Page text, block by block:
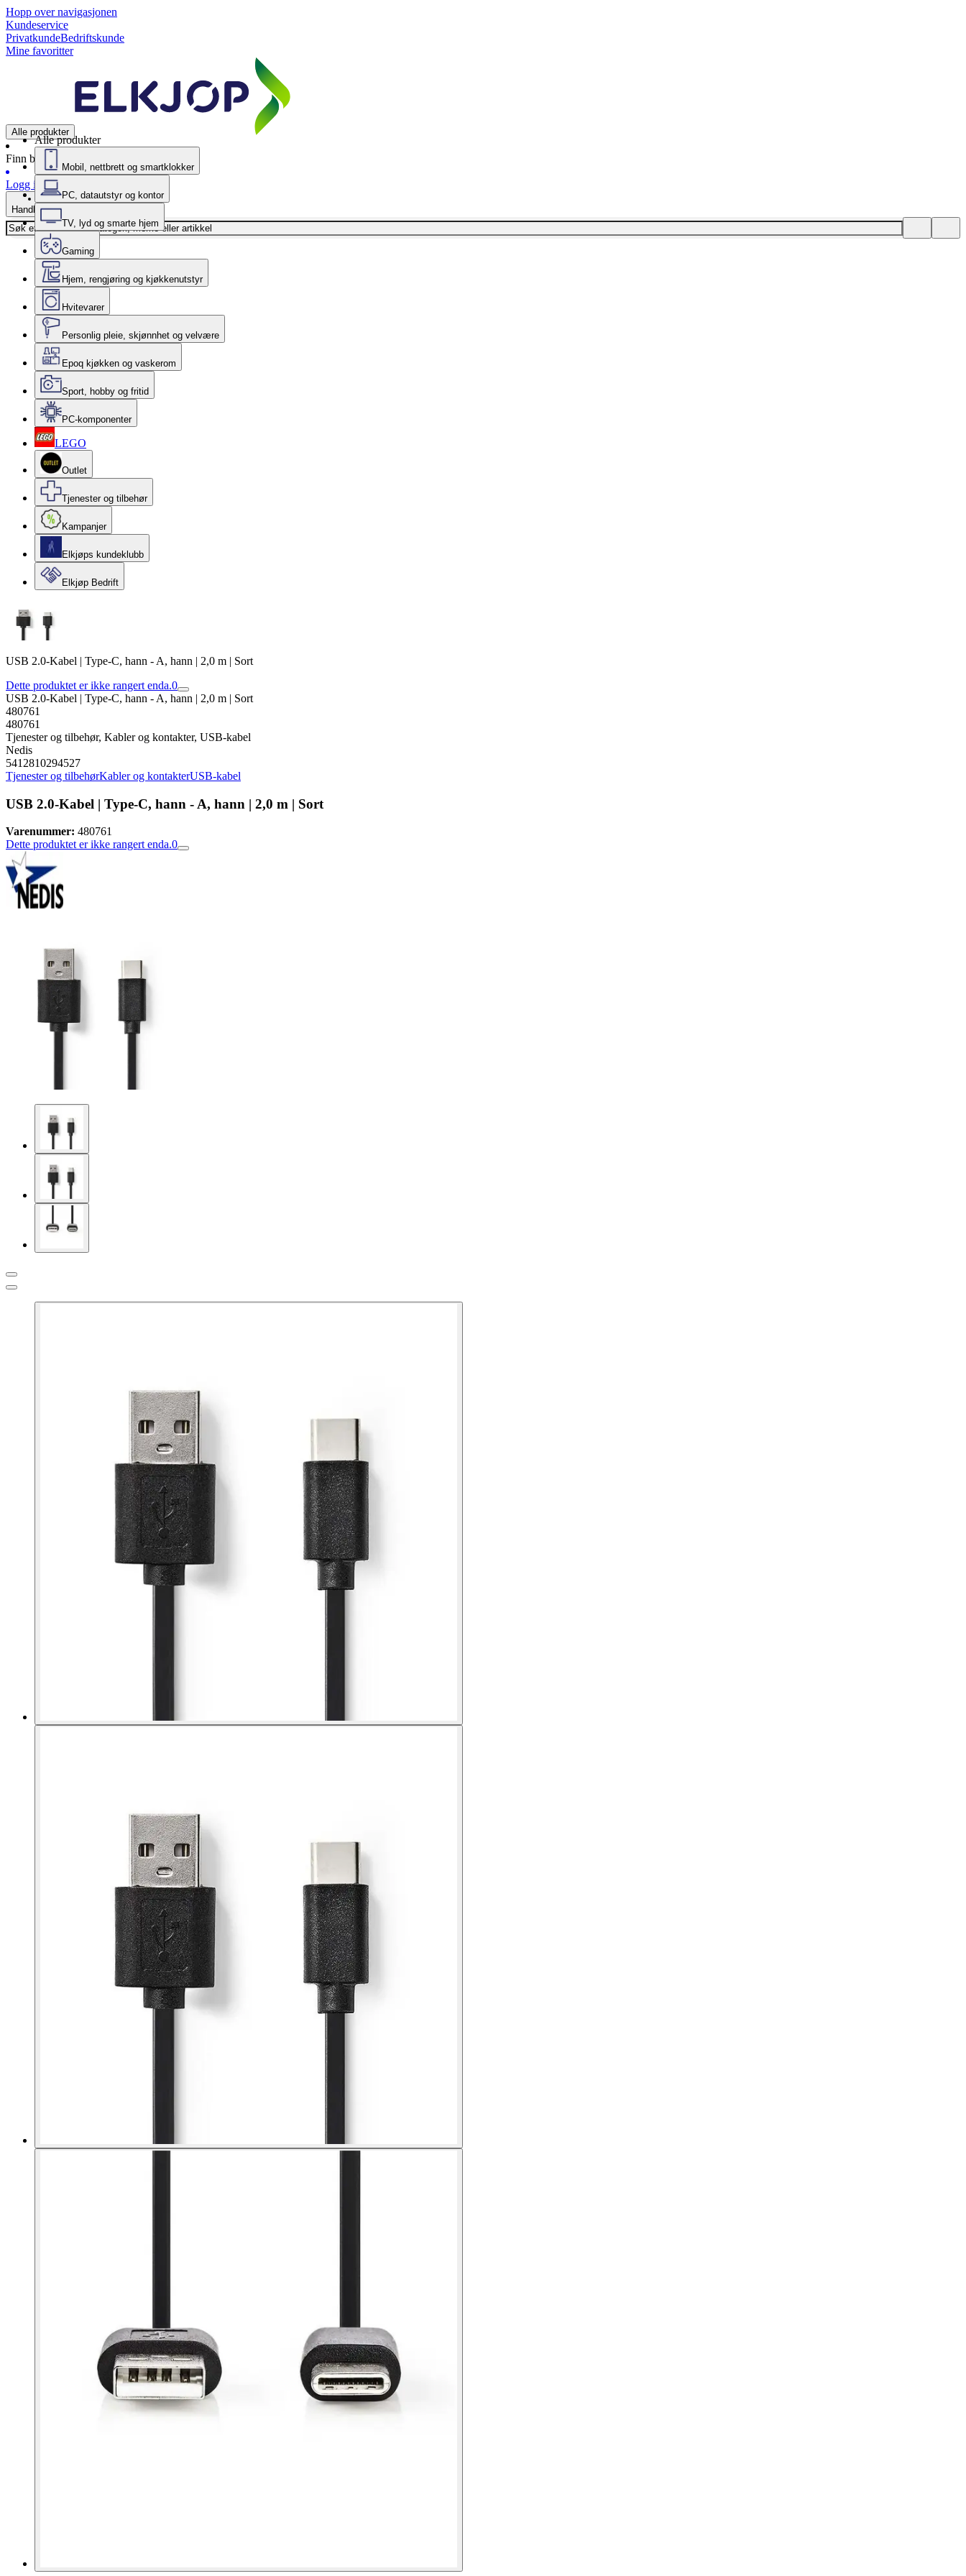
Hopp over navigasjonen
Kundeservice
PrivatkundeBedriftskunde
Mine favoritter
Alle produkter
Finn butikk
Logg inn
Handlekurv
Alle produkter
Mobil, nettbrett og smartklokker
PC, datautstyr og kontor
TV, lyd og smarte hjem
Gaming
Hjem, rengjøring og kjøkkenutstyr
Hvitevarer
Personlig pleie, skjønnhet og velvære
Epoq kjøkken og vaskerom
Sport, hobby og fritid
PC-komponenter
LEGO
Outlet
Tjenester og tilbehør
Kampanjer
Elkjøps kundeklubb
Elkjøp Bedrift
USB 2.0-Kabel | Type-C, hann - A, hann | 2,0 m | Sort
Dette produktet er ikke rangert enda.0
USB 2.0-Kabel | Type-C, hann - A, hann | 2,0 m | Sort
480761
480761
Tjenester og tilbehør, Kabler og kontakter, USB-kabel
Nedis
5412810294527
Tjenester og tilbehørKabler og kontakterUSB-kabel
USB 2.0-Kabel | Type-C, hann - A, hann | 2,0 m | Sort
Varenummer: 480761
Dette produktet er ikke rangert enda.0